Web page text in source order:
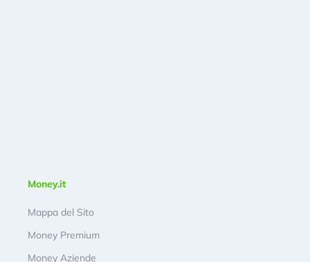
Money.it
Mappa del Sito
Money Premium
Money Aziende